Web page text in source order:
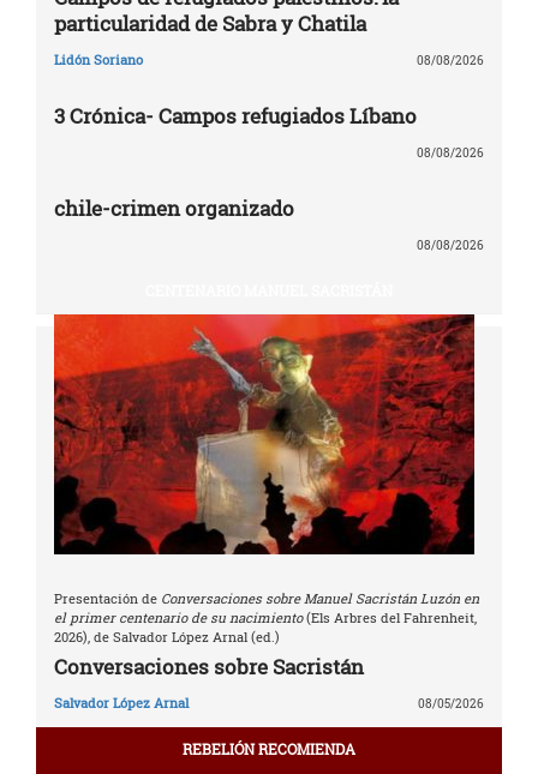
particularidad de Sabra y Chatila
Lidón Soriano 08/08/2026
3 Crónica- Campos refugiados Líbano
08/08/2026
chile-crimen organizado
08/08/2026
Presentación de Conversaciones sobre Manuel Sacristán Luzón en
el primer centenario de su nacimiento(Els Arbres del Fahrenheit,
2026), de Salvador López Arnal (ed.)
Conversaciones sobre Sacristán
Salvador López Arnal 08/05/2026
REBELIÓN RECOMIENDA